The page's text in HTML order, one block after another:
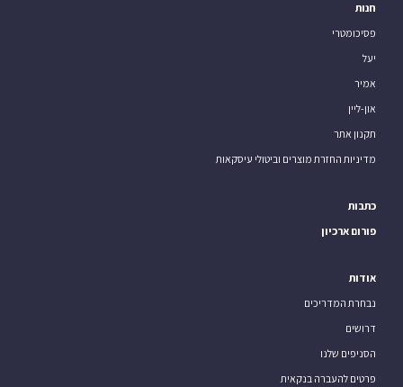
חנות
פסיכומטרי
יעל
אמיר
און-ליין
תקנון אתר
מדיניות החזרת מוצרים וביטולי עיסקאות
כתבות
פורום ארכיון
אודות
נבחרת המדריכים
דרושים
הסניפים שלנו
פרטים להעברה בנקאית